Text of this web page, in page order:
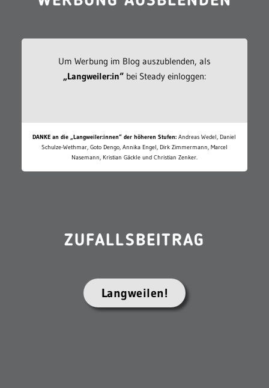
Um Werbung im Blog auszublenden, als
„Langweiler:in“bei Steady einloggen:
DANKE an die „Langweiler:innen“ der höheren Stufen: Andreas Wedel, Daniel
Schulze-Wethmar, Goto Dengo, Annika Engel, Dirk Zimmermann, Marcel
Nasemann, Kristian Gäckle und Christian Zenker.
ZUFALLSBEITRAG
Langweilen!